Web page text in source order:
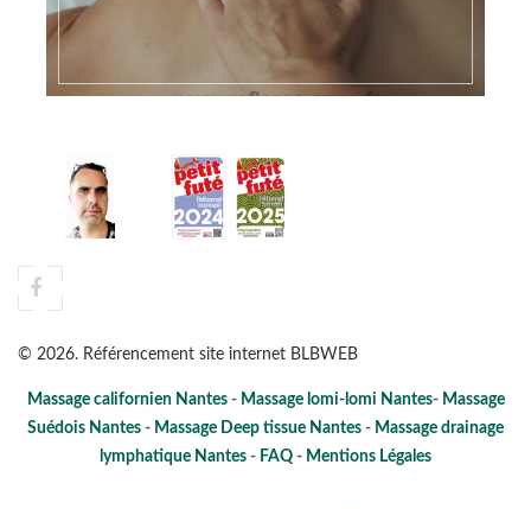
© 2026. Référencement site internet BLBWEB
Massage californien Nantes- Massage lomi-lomi Nantes- Massage
Suédois Nantes - Massage Deep tissue Nantes - Massage drainage
lymphatique Nantes - FAQ - Mentions Légales